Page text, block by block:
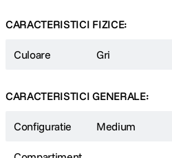
CARACTERISTICI FIZICE:
Culoare Gri
CARACTERISTICI GENERALE:
Configuratie Medium